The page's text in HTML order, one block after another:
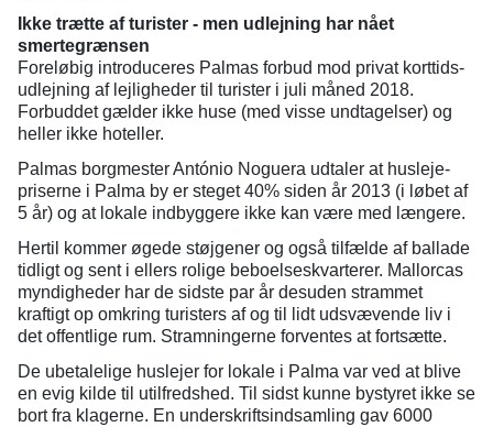
Ikke trætte af turister - men udlejning har nået
smertegrænsen
Foreløbig introduceres Palmas forbud mod privat korttids-
udlejning af lejligheder til turister i juli måned 2018.
Forbuddet gælder ikke huse (med visse undtagelser) og
heller ikke hoteller.
Palmas borgmester António Noguera udtaler at husleje-
priserne i Palma by er steget 40% siden år 2013 (i løbet af
5 år) og at lokale indbyggere ikke kan være med længere.
Hertil kommer øgede støjgener og også tilfælde af ballade
tidligt og sent i ellers rolige beboelseskvarterer. Mallorcas
myndigheder har de sidste par år desuden strammet
kraftigt op omkring turisters af og til lidt udsvævende liv i
det offentlige rum. Stramningerne forventes at fortsætte.
De ubetalelige huslejer for lokale i Palma var ved at blive
en evig kilde til utilfredshed. Til sidst kunne bystyret ikke se
bort fra klagerne. En underskriftsindsamling gav 6000